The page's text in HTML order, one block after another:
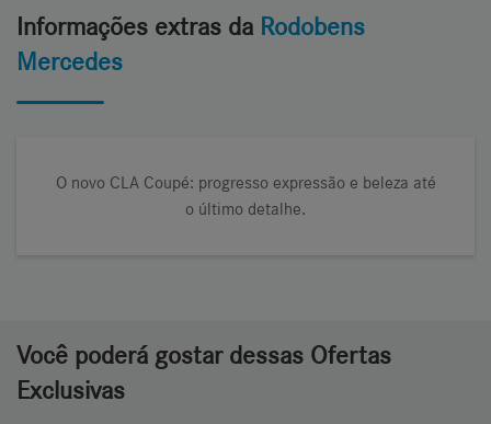
Informações extras da Rodobens
Mercedes
O novo CLA Coupé: progresso expressão e beleza até
o último detalhe.
Você poderá gostar dessas Ofertas
Exclusivas